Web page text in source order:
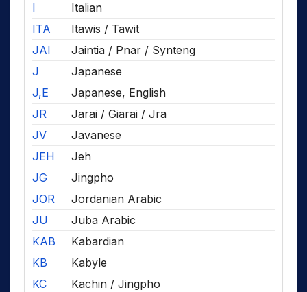
I
Italian
ITA
Itawis / Tawit
JAI
Jaintia / Pnar / Synteng
J
Japanese
J,E
Japanese, English
JR
Jarai / Giarai / Jra
JV
Javanese
JEH
Jeh
JG
Jingpho
JOR
Jordanian Arabic
JU
Juba Arabic
KAB
Kabardian
KB
Kabyle
KC
Kachin / Jingpho